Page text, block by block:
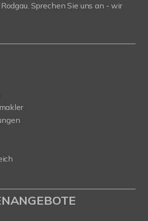
Sprechen Sie uns an - wir